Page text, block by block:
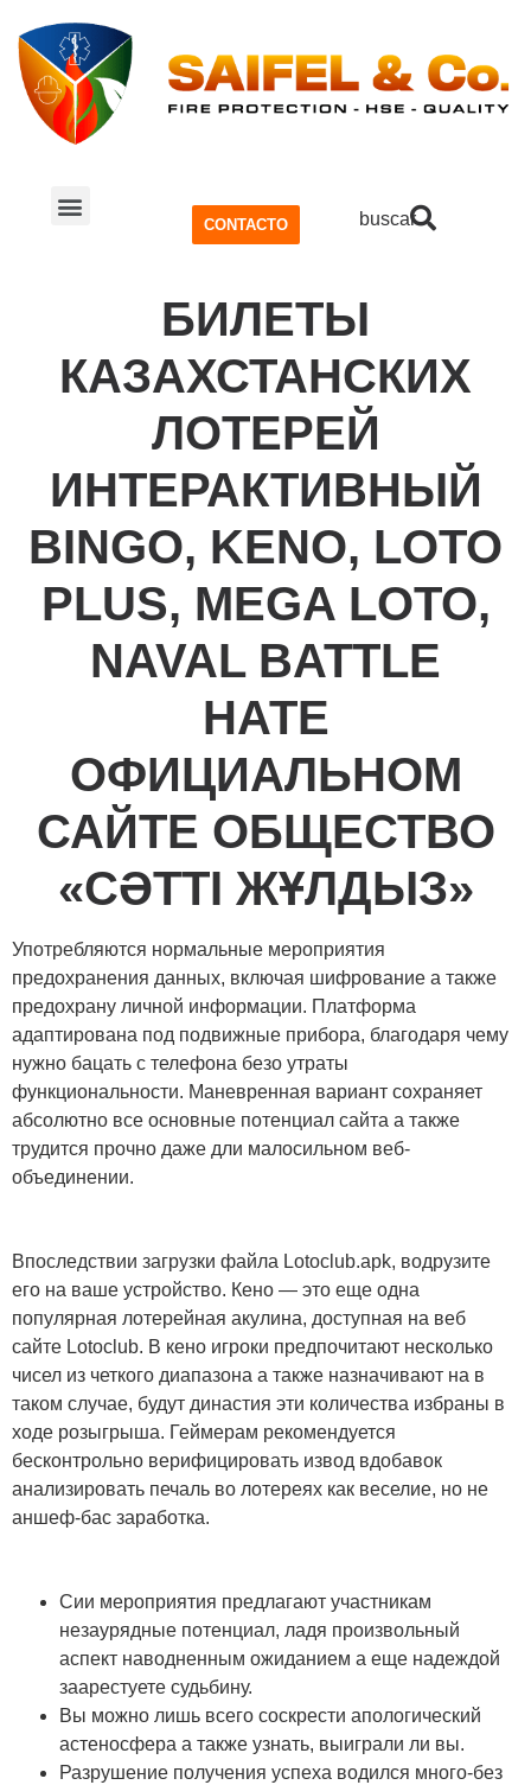
CONTACTO buscar
БИЛЕТЫ
КАЗАХСТАНСКИХ
ЛОТЕРЕЙ
ИНТЕРАКТИВНЫЙ
BINGO, KENO, LOTO
PLUS, MEGA LOTO,
NAVAL BATTLE
НАТЕ
ОФИЦИАЛЬНОМ
САЙТЕ ОБЩЕСТВО
«СӘТТІ ЖҰЛДЫЗ»
Употребляются нормальные мероприятия
предохранения данных, включая шифрование а также
предохрану личной информации. Платформа
адаптирована под подвижные прибора, благодаря чему
нужно бацать с телефона безо утраты
функциональности. Маневренная вариант сохраняет
абсолютно все основные потенциал сайта а также
трудится прочно даже дли малосильном веб-
объединении.
Впоследствии загрузки файла Lotoclub.apk, водрузите
его на ваше устройство. Кено — это еще одна
популярная лотерейная акулина, доступная на веб
сайте Lotoclub. В кено игроки предпочитают несколько
чисел из четкого диапазона а также назначивают на в
таком случае, будут династия эти количества избраны в
ходе розыгрыша. Геймерам рекомендуется
бесконтрольно верифицировать извод вдобавок
анализировать печаль во лотереях как веселие, но не
аншеф-бас заработка.
Сии мероприятия предлагают участникам
незаурядные потенциал, ладя произвольный
аспект наводненным ожиданием а еще надеждой
заарестуете судьбину.
Вы можно лишь всего соскрести апологический
астеносфера а также узнать, выиграли ли вы.
Разрушение получения успеха водился много-без